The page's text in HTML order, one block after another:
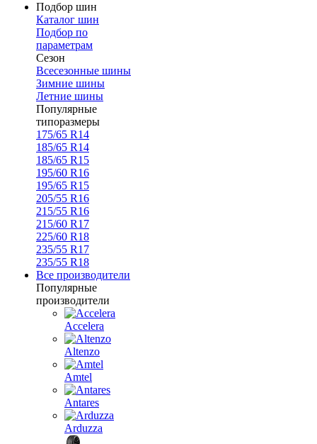
Подбор шин
Каталог шин
Подбор по
параметрам
Сезон
Всесезонные шины
Зимние шины
Летние шины
Популярные
типоразмеры
175/65 R14
185/65 R14
185/65 R15
195/60 R16
195/65 R15
205/55 R16
215/55 R16
215/60 R17
225/60 R18
235/55 R17
235/55 R18
Все производители
Популярные
производители
Accelera
Altenzo
Amtel
Antares
Arduzza